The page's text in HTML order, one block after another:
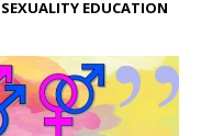
EDUCATION